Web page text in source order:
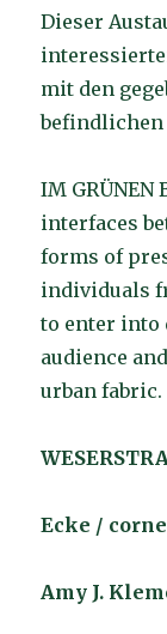
Dieser
mit den
befindlichen
IM GRÜNEN
interfaces
forms of
individuals
to enter into
audience
urban fabric.
Ecke /
Amy J.